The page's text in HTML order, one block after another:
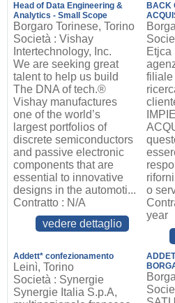
Head of Data Engineering &
Analytics - Small Scope
Borgaro Torinese, Torino
Società : Vishay
Intertechnology, Inc.
We are seeking great
talent to help us build
The DNA of tech.®
Vishay manufactures
one of the world’s
largest portfolios of
discrete semiconductors
and passive electronic
components that are
essential to innovative
designs in the automoti...
Contratto : N/A
vedere dettaglio
BACK
Etjca
filiale
o
year
Addett* confezionamento
Leinì, Torino
Società : Synergie
Synergie Italia S.p.A,